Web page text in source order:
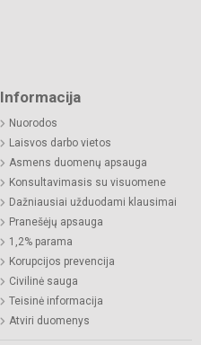
Informacija
Nuorodos
Laisvos darbo vietos
Asmens duomenų apsauga
Konsultavimasis su visuomene
Dažniausiai užduodami klausimai
Pranešėjų apsauga
1,2% parama
Korupcijos prevencija
Civilinė sauga
Teisinė informacija
Atviri duomenys